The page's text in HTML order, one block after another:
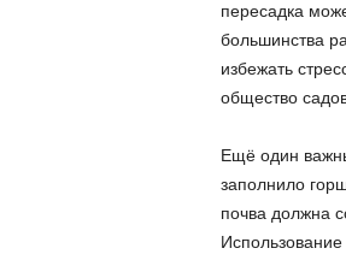
пересадка
большинства
избежать
общество
Ещё один
заполнило
почва должна